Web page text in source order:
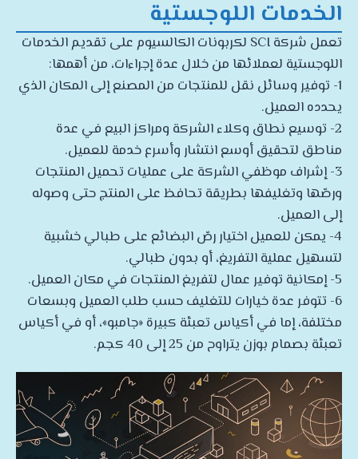
الخدمات اللوجستية
تعمل شركة SCI لكربونات الكالسيوم على تقديم الخدمات
اللوجستية لعملائها من خلال عدة إجراءات، من أهمها:
1- توفير وسائل نقل للمنتجات من المصنع إلى المكان الذي
يحدده العميل.
2- توسيع نطاق وكلاء الشركة ومراكز البيع في عدة
مناطق لتحقيق أوسع انتشار وأسرع خدمة للعميل.
3- إشراف موظفي الشركة على عمليات تحميل المنتجات
ورصّها وتغليفها بطريقة تحافظ على المنتج حتى وصوله
إلى العميل.
4- يمكن للعميل اختيار رصّ البضائع على طبالي خشبية
لتسهيل عملية التفريغ، أو بدون طبالي.
5- إمكانية توفير عمال لتفريغ المنتجات في مكان العميل.
6- تتوفر عدة خيارات للتغليف حسب طلب العميل وبسعات
مختلفة، إما في أكياس تعبئة كبيرة «جامبو»، أو في أكياس
تعبئة بصمام بوزن يتراوح من 25 إلى 40 كجم.